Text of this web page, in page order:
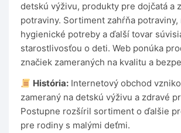
detskú výživu, produkty pre dojčatá a
potraviny. Sortiment zahŕňa potraviny,
hygienické potreby a ďalší tovar
starostlivosťou o deti. Web ponúka
značiek zameraných na kvalitu a
História: Internetový obchod
zameraný na detskú výživu a zdravé
Postupne rozšíril sortiment o ďalšie
pre rodiny s malými deťmi.